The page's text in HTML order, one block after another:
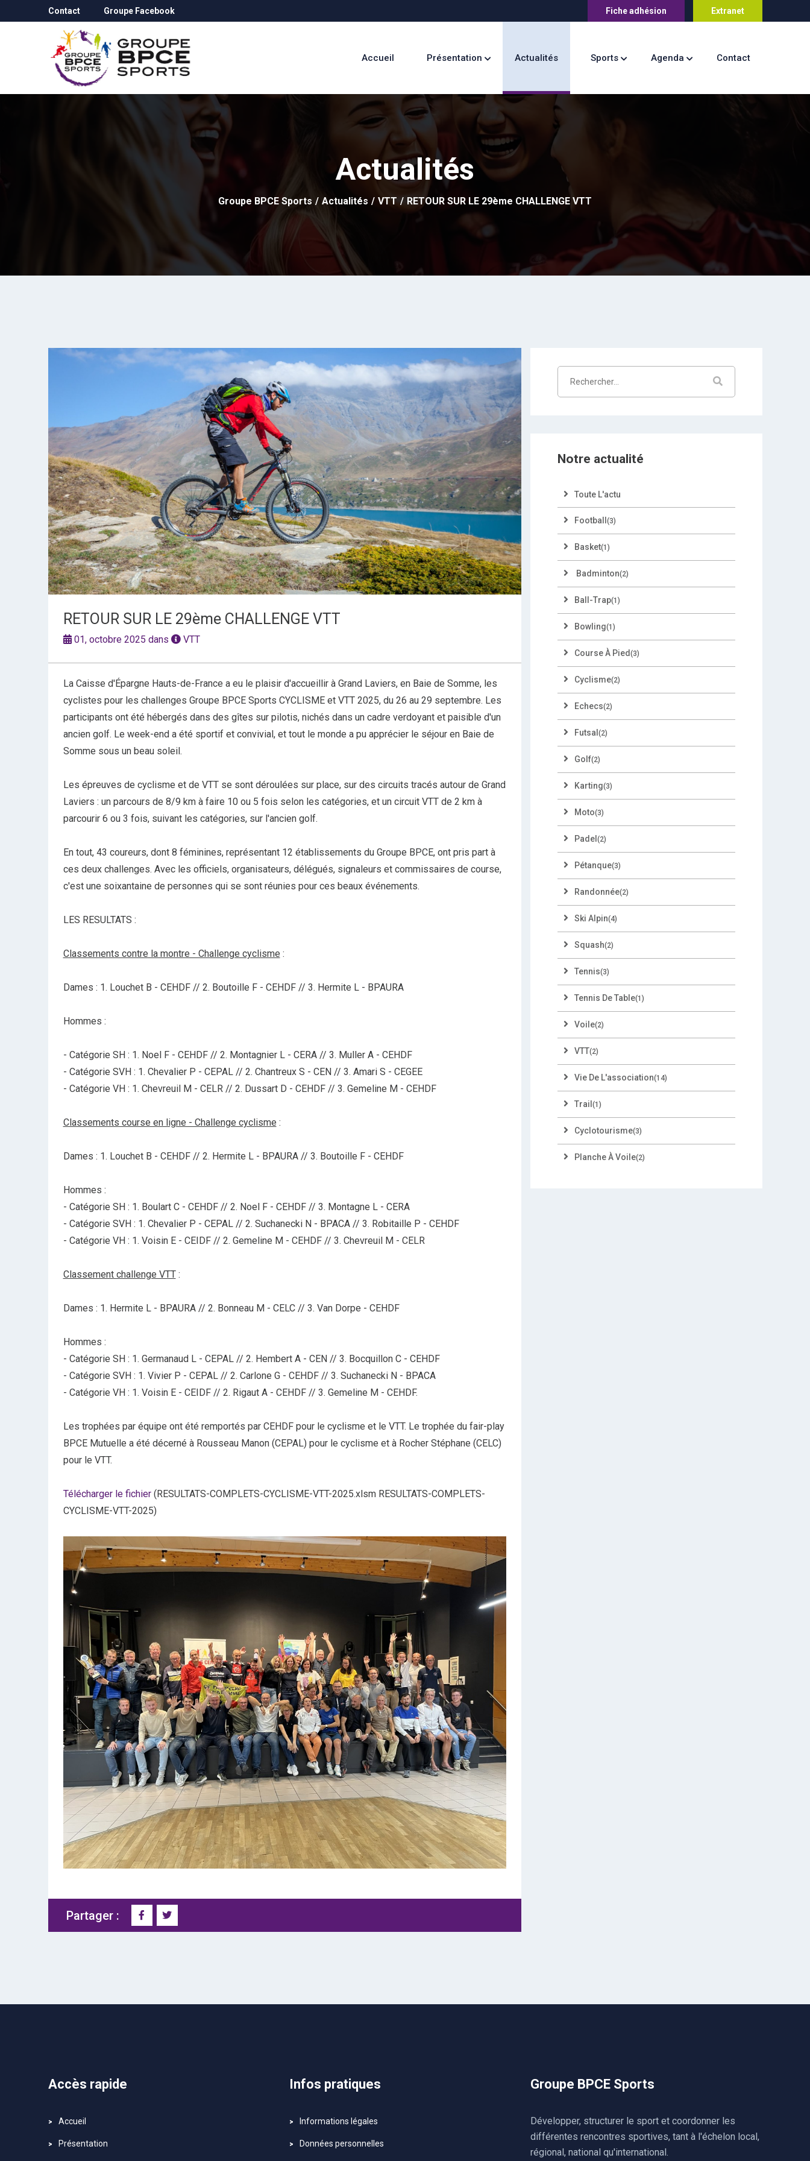
Contact Groupe Facebook Fiche adhésion Extranet
Accueil Présentation Actualités Sports Agenda Contact
Actualités
Groupe BPCE Sports Actualités VTT RETOUR SUR LE 29ème CHALLENGE VTT
RETOUR SUR LE 29ème CHALLENGE VTT
01, octobre 2025 dans VTT
La Caisse d'Épargne Hauts-de-France a eu le plaisir d'accueillir à Grand Laviers, en Baie de Somme, les
cyclistes pour les challenges Groupe BPCE Sports CYCLISME et VTT 2025, du 26 au 29 septembre. Les
participants ont été hébergés dans des gîtes sur pilotis, nichés dans un cadre verdoyant et paisible d'un
ancien golf. Le week-end a été sportif et convivial, et tout le monde a pu apprécier le séjour en Baie de
Somme sous un beau soleil.
Les épreuves de cyclisme et de VTT se sont déroulées sur place, sur des circuits tracés autour de Grand
Laviers : un parcours de 8/9 km à faire 10 ou 5 fois selon les catégories, et un circuit VTT de 2 km à
parcourir 6 ou 3 fois, suivant les catégories, sur l'ancien golf.
En tout, 43 coureurs, dont 8 féminines, représentant 12 établissements du Groupe BPCE, ont pris part à
ces deux challenges. Avec les officiels, organisateurs, délégués, signaleurs et commissaires de course,
c'est une soixantaine de personnes qui se sont réunies pour ces beaux événements.
LES RESULTATS :
Classements contre la montre - Challenge cyclisme :
Dames : 1. Louchet B - CEHDF // 2. Boutoille F - CEHDF // 3. Hermite L - BPAURA
Hommes :
- Catégorie SH : 1. Noel F - CEHDF // 2. Montagnier L - CERA // 3. Muller A - CEHDF
- Catégorie SVH : 1. Chevalier P - CEPAL // 2. Chantreux S - CEN // 3. Amari S - CEGEE
- Catégorie VH : 1. Chevreuil M - CELR // 2. Dussart D - CEHDF // 3. Gemeline M - CEHDF
Classements course en ligne - Challenge cyclisme :
Dames : 1. Louchet B - CEHDF // 2. Hermite L - BPAURA // 3. Boutoille F - CEHDF
Hommes :
- Catégorie SH : 1. Boulart C - CEHDF // 2. Noel F - CEHDF // 3. Montagne L - CERA
- Catégorie SVH : 1. Chevalier P - CEPAL // 2. Suchanecki N - BPACA // 3. Robitaille P - CEHDF
- Catégorie VH : 1. Voisin E - CEIDF // 2. Gemeline M - CEHDF // 3. Chevreuil M - CELR
Classement challenge VTT:
Dames : 1. Hermite L - BPAURA // 2. Bonneau M - CELC // 3. Van Dorpe - CEHDF
Hommes :
- Catégorie SH : 1. Germanaud L - CEPAL // 2. Hembert A - CEN // 3. Bocquillon C - CEHDF
- Catégorie SVH : 1. Vivier P - CEPAL // 2. Carlone G - CEHDF // 3. Suchanecki N - BPACA
- Catégorie VH : 1. Voisin E - CEIDF // 2. Rigaut A - CEHDF // 3. Gemeline M - CEHDF.
Les trophées par équipe ont été remportés par CEHDF pour le cyclisme et le VTT. Le trophée du fair-play
BPCE Mutuelle a été décerné à Rousseau Manon (CEPAL) pour le cyclisme et à Rocher Stéphane (CELC)
pour le VTT.
Télécharger le fichier(RESULTATS-COMPLETS-CYCLISME-VTT-2025.xlsm RESULTATS-COMPLETS-
CYCLISME-VTT-2025)
Partager :
Notre actualité
Toute L'actu
Football (3)
Basket(1)
Badminton(2)
Ball-Trap(1)
Bowling(1)
Course À Pied (3)
Cyclisme(2)
Echecs(2)
Futsal (2)
Golf(2)
Karting(3)
Moto(3)
Padel (2)
Pétanque(3)
Randonnée(2)
Ski Alpin(4)
Squash(2)
Tennis(3)
Tennis De Table(1)
Voile(2)
VTT(2)
Vie De L'association(14)
Trail (1)
Cyclotourisme(3)
Planche À Voile(2)
Accès rapide
Accueil
Présentation
Infos pratiques
Informations légales
Données personnelles
Groupe BPCE Sports
Développer, structurer le sport et coordonner les
différentes rencontres sportives, tant à l'échelon local,
régional, national qu'international.